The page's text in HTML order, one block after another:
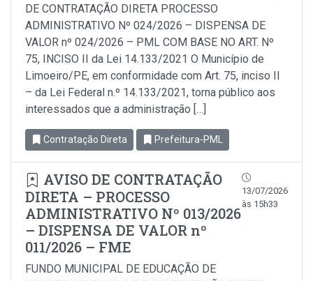
DE CONTRATAÇÃO DIRETA PROCESSO
ADMINISTRATIVO Nº 024/2026 – DISPENSA DE
VALOR nº 024/2026 – PML COM BASE NO ART. Nº
75, INCISO II da Lei 14.133/2021 O Município de
Limoeiro/PE, em conformidade com Art. 75, inciso Il
– da Lei Federal n.º 14.133/2021, torna público aos
interessados que a administração […]
Contratação Direta Prefeitura-PML
AVISO DE CONTRATAÇÃO
DIRETA – PROCESSO
ADMINISTRATIVO Nº 013/2026
– DISPENSA DE VALOR nº
011/2026 – FME
13/07/2026
às 15h33
FUNDO MUNICIPAL DE EDUCAÇÃO DE